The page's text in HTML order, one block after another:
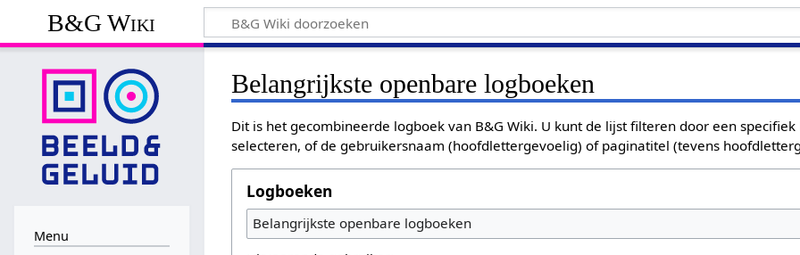
B&G Wiki
Belangrijkste openbare logboeken
Dit is het gecombineerde logboek van B&G Wiki. U kunt de lijst filteren door een
selecteren, of de gebruikersnaam (hoofdlettergevoelig) of paginatitel (tevens
Logboeken
Belangrijkste openbare logboeken
Menu